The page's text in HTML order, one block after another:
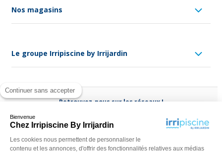
Continuer sans accepter
Bienvenue
Chez Irripiscine By Irrijardin
Les cookies nous permettent de personnaliser le
contenu et les annonces, d'offrir des fonctionnalités relatives aux médias
Nos magasins
Le groupe Irripiscine by Irrijardin
Retrouvez-nous sur les réseaux !